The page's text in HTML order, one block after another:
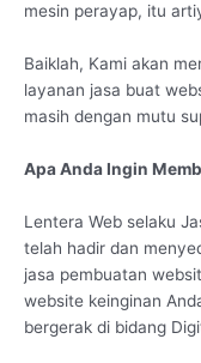
mesin perayap, itu
Baiklah, Kami akan
layanan jasa buat
masih dengan mutu
Apa Anda Ingin
Lentera Web selaku
telah hadir dan
jasa pembuatan
website keinginan
bergerak di bidang